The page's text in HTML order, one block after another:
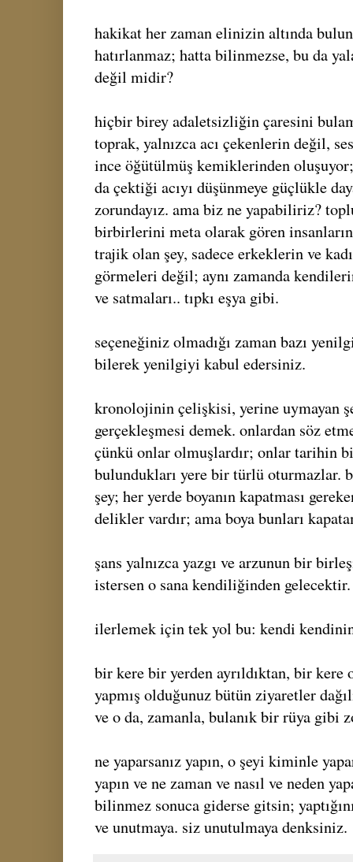
hakikat her zaman elinizin altında
hatırlanmaz; hatta bilinmezse, bu da
değil midir?
hiçbir birey adaletsizliğin çaresini
toprak, yalnızca acı çekenlerin değil,
ince öğütülmüş kemiklerinden
da çektiği acıyı düşünmeye güçlükle
zorundayız. ama biz ne yapabiliriz?
birbirlerini meta olarak gören
trajik olan şey, sadece erkeklerin ve
görmeleri değil; aynı zamanda
ve satmaları.. tıpkı eşya gibi.
seçeneğiniz olmadığı zaman bazı
bilerek yenilgiyi kabul edersiniz.
kronolojinin çelişkisi, yerine uymayan
gerçekleşmesi demek. onlardan söz
çünkü onlar olmuşlardır; onlar tarihin
bulundukları yere bir türlü oturmazlar.
şey; her yerde boyanın kapatması
delikler vardır; ama boya bunları
şans yalnızca yazgı ve arzunun bir
istersen o sana kendiliğinden gelecektir.
ilerlemek için tek yol bu: kendi
bir kere bir yerden ayrıldıktan, bir kere
yapmış olduğunuz bütün ziyaretler
ve o da, zamanla, bulanık bir rüya gibi
ne yaparsanız yapın, o şeyi kiminle
yapın ve ne zaman ve nasıl ve neden
bilinmez sonuca giderse gitsin;
ve unutmaya. siz unutulmaya denksiniz.